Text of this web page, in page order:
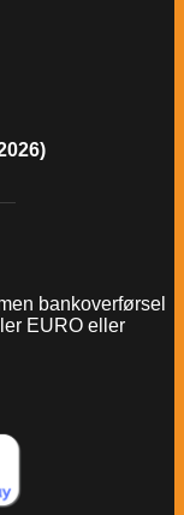
bankoverførsel
EURO eller